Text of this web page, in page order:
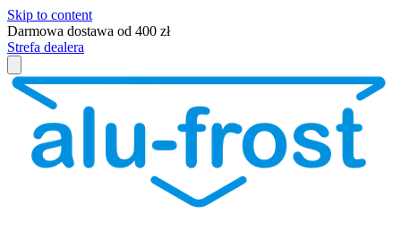
Skip to content
Darmowa dostawa od 400 zł
Strefa dealera